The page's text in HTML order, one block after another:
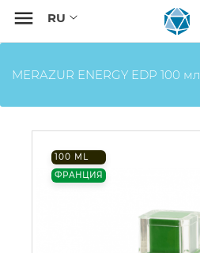

MERAZUR ENERGY EDP 100 мл
100 ML
ФРАНЦИЯ